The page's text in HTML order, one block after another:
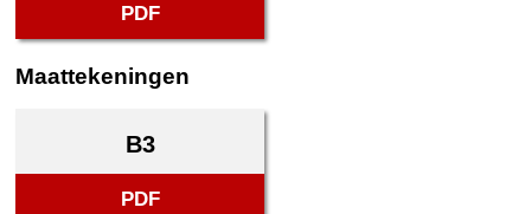
PDF
Maattekeningen
B3
PDF